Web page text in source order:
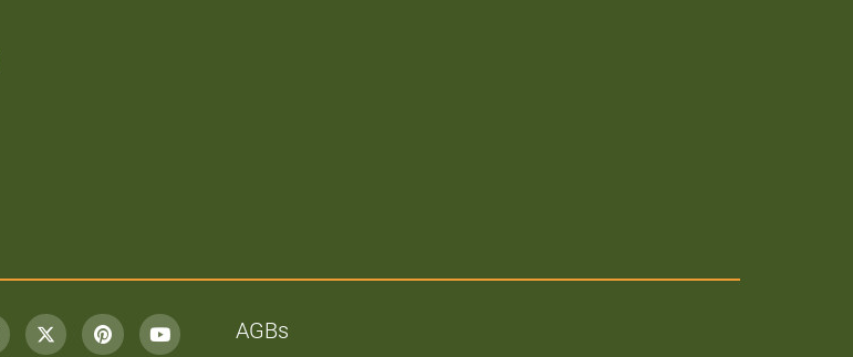
AGBs